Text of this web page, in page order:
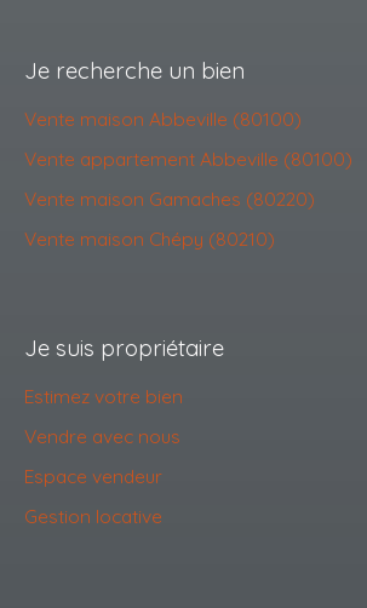
Je recherche un bien
Vente maison Abbeville (80100)
Vente appartement Abbeville (80100)
Vente maison Gamaches (80220)
Vente maison Chépy (80210)
Je suis propriétaire
Estimez votre bien
Vendre avec nous
Espace vendeur
Gestion locative